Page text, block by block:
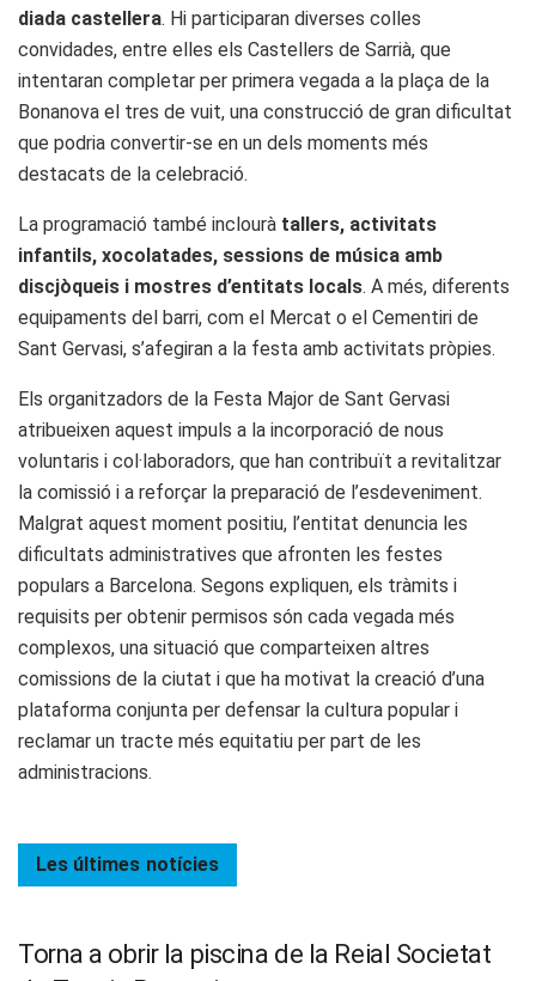
diada castellera. Hi participaran diverses colles
convidades, entre elles els Castellers de Sarrià, que
intentaran completar per primera vegada a la plaça de la
Bonanova el tres de vuit, una construcció de gran dificultat
que podria convertir-se en un dels moments més
destacats de la celebració.
La programació també inclourà tallers, activitats
infantils, xocolatades, sessions de música amb
discjòqueis i mostres d’entitats locals. A més, diferents
equipaments del barri, com el Mercat o el Cementiri de
Sant Gervasi, s’afegiran a la festa amb activitats pròpies.
Els organitzadors de la Festa Major de Sant Gervasi
atribueixen aquest impuls a la incorporació de nous
voluntaris i col·laboradors, que han contribuït a revitalitzar
la comissió i a reforçar la preparació de l’esdeveniment.
Malgrat aquest moment positiu, l’entitat denuncia les
dificultats administratives que afronten les festes
populars a Barcelona. Segons expliquen, els tràmits i
requisits per obtenir permisos són cada vegada més
complexos, una situació que comparteixen altres
comissions de la ciutat i que ha motivat la creació d’una
plataforma conjunta per defensar la cultura popular i
reclamar un tracte més equitatiu per part de les
administracions.
Les últimes notícies
Torna a obrir la piscina de la Reial Societat